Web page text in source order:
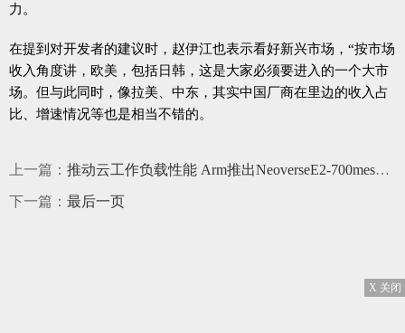
力。
在提到对开发者的建议时，赵伊江也表示看好新兴市场，“按市场
收入角度讲，欧美，包括日韩，这是大家必须要进入的一个大市
场。但与此同时，像拉美、中东，其实中国厂商在里边的收入占
比、增速情况等也是相当不错的。
上一篇： 推动云工作负载性能 Arm推出NeoverseE2-700mesh互连技术
下一篇： 最后一页
X 关闭